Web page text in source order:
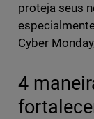
proteja seus
Cyber
4